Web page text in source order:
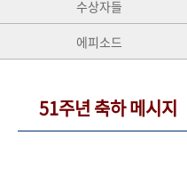
수상자들
에피소드
51주년 축하 메시지